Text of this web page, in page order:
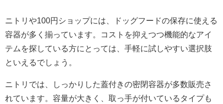
ニトリや100円ショップには、ドッグフードの保存に使える
容器が多く揃っています。コストを抑えつつ機能的なアイ
テムを探している方にとっては、手軽に試しやすい選択肢
といえるでしょう。
ニトリでは、しっかりした蓋付きの密閉容器が多数販売さ
れています。容量が大きく、取っ手が付いているタイプも